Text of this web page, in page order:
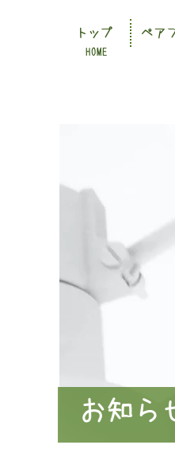
HOME
トップ ペア
お知ら